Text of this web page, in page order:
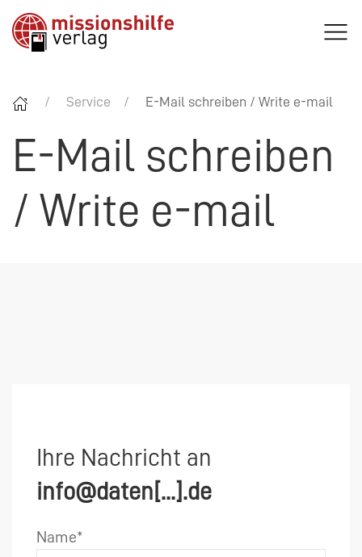
Service E-Mail schreiben / Write e-mail
E-Mail schreiben
/ Write e-mail
Ihre Nachricht an
info@daten[...].de
Name*